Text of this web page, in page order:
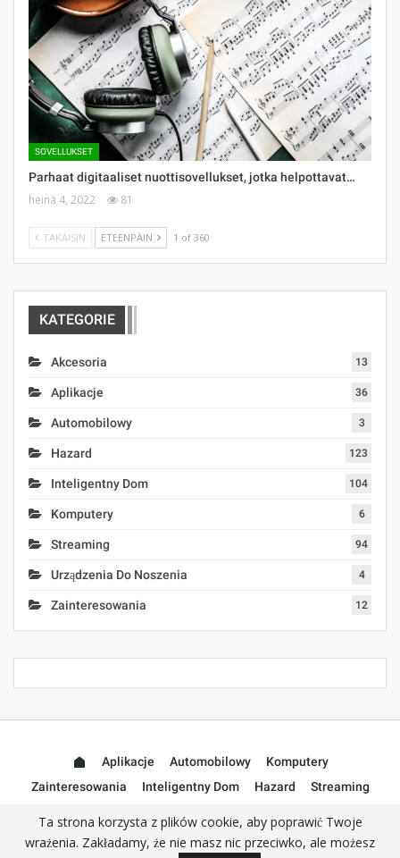
SOVELLUKSET
Parhaat digitaaliset nuottisovellukset, jotka helpottavat…
heinä 4, 2022 81
TAKAISIN ETEENPÄIN 1 of 360
KATEGORIE
Akcesoria 13
Aplikacje 36
Automobilowy 3
Hazard 123
Inteligentny Dom 104
Komputery 6
Streaming 94
Urządzenia Do Noszenia 4
Zainteresowania 12
Aplikacje Automobilowy
Komputery
Zainteresowania
Inteligentny Dom Hazard
Streaming
Ta strona korzysta z plików cookie, aby poprawić Twoje
wrażenia. Zakładamy, że nie masz nic przeciwko, ale możesz